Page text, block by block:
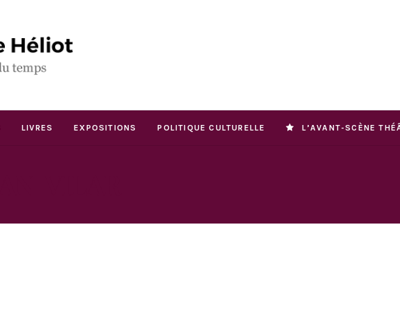
LIVRES EXPOSITIONS POLITIQUE CULTURELLE L’AVANT-SCÈNE